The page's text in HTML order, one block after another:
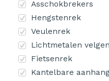
Asschokbrekers
Hengstenrek
Veulenrek
Lichtmetalen velgen
Fietsenrek
Kantelbare